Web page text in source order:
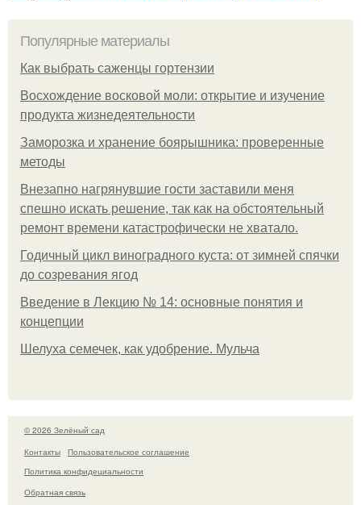
Популярные материалы
Как выбрать саженцы гортензии
Восхождение восковой моли: открытие и изучение
продукта жизнедеятельности
Заморозка и хранение боярышника: проверенные
методы
Внезапно нагрянувшие гости заставили меня
спешно искать решение, так как на обстоятельный
ремонт времени катастрофически не хватало.
Годичный цикл виноградного куста: от зимней спячки
до созревания ягод
Введение в Лекцию № 14: основные понятия и
концепции
Шелуха семечек, как удобрение. Мульча
© 2026 Зелёный сад
Контакты
Пользовательское соглашение
Политика конфидециальности
Обратная связь